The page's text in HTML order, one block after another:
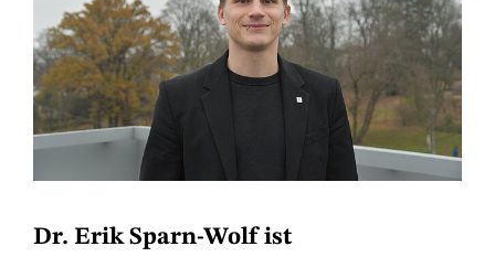
Dr. Erik Sparn-Wolf ist